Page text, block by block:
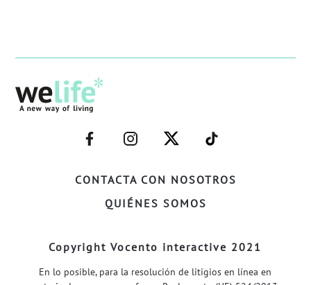
CONTACTA CON NOSOTROS
QUIÉNES SOMOS
–
FACEBOOK–
–
INSTAGRAM–
–
TWITTER–
–
WELIFE–
Copyright Vocento interactive 2021
En lo posible, para la resolución de litigios en línea en